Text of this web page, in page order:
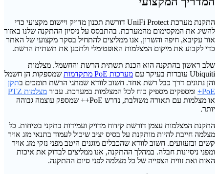
התקנת מערכת UniFi Protect דורשת תכנון מדויק ויישום מקצועי כדי
להשיג את המקסימום מהמערכת. בהתבסס על ניסיון ההתקנה שלנו באזור
אור עקיבא, חיפה והשרון, אנו ממליצים להתחיל בסקר מקצועי של האתר
כדי לקבוע את מיקום המצלמות האופטימלי ולתכנן את תשתית הרשת.
שלב ראשון בהתקנה הוא הכנת תשתית הרשת והחשמל. מצלמות
Ubiquiti עובדות בעיקר עם
מערכות PoE מתקדמות
שמספקות הן חשמל
והן נתונים דרך כבל רשת אחד. חשוב לוודא שמתגי הרשת תומכים בתקן
PoE+
ומספקים מספיק כוח לכל המצלמות במערכת. עבור מצלמות PTZ
או מצלמות עם תאורה משולבת, נדרש PoE++ שמספק עוצמה גבוהה
יותר.
התקנת המצלמות עצמן דורשת קידוח מדויק ועמידות בתקני בטיחות. כל
מצלמה חייבת להיות מותקנת על בסיס יציב שיכול לעמוד בתנאי מזג אויר
קשים ובזעזועים. חשוב לוודא שהכבלים מוגנים היטב מפני נזקי מזג אויר
ומפני ניסיונות חבלה. במהלך ההתקנה, אנו ממליצים לבדוק את איכות
האות ואת זווית הצפייה של כל מצלמה לפני סיום ההתקנה.